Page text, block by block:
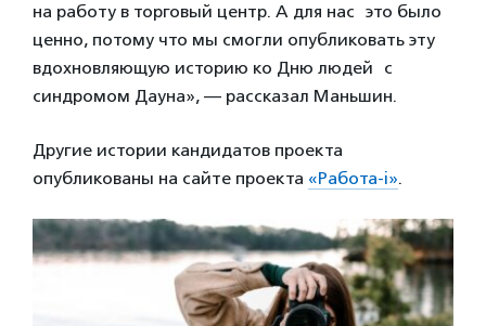
на работу в торговый центр. А для нас это было
ценно, потому что мы смогли опубликовать эту
вдохновляющую историю ко Дню людей с
синдромом Дауна», — рассказал Маньшин.
Другие истории кандидатов проекта
опубликованы на сайте проекта «Работа-i».